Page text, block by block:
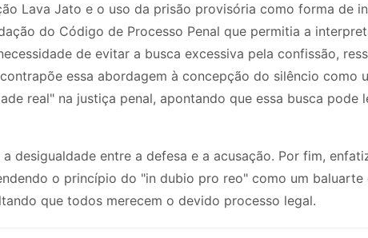
Lava Jato e o uso da prisão provisória como forma de
do Código de Processo Penal que permitia a
de evitar a busca excessiva pela confissão,
essa abordagem à concepção do silêncio como
real" na justiça penal, apontando que essa busca pode
desigualdade entre a defesa e a acusação. Por fim,
o princípio do "in dubio pro reo" como um baluarte
que todos merecem o devido processo legal.